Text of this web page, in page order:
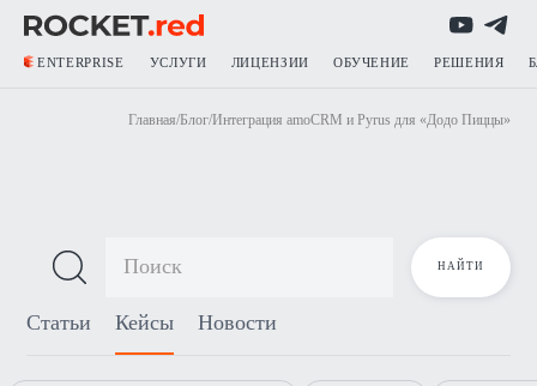
ENTERPRISE УСЛУГИ ЛИЦЕНЗИИ ОБУЧЕНИЕ РЕШЕНИЯ
Блог о продажах
Статьи Кейсы Новости
Главная/Блог/Интеграция amoCRM и Pyrus для «Додо Пиццы»